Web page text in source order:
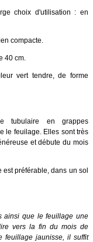
choix d'utilisation : en
compacte.
40 cm.
vert tendre, de forme
tubulaire en grappes
le feuilage. Elles sont très
et débute du mois
préférable, dans un sol
ainsi que le feuillage une
vers la fin du mois de
feuillage jaunisse, il suffit